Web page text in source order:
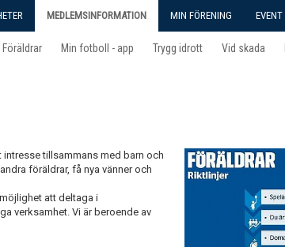
MEDLEMSINFORMATION MIN FÖRENING EVENT
Föräldrar Min fotboll - app Trygg idrott Vid skada
tillsammans med barn och
föräldrar, få nya vänner och
att deltaga i
verksamhet. Vi är beroende av